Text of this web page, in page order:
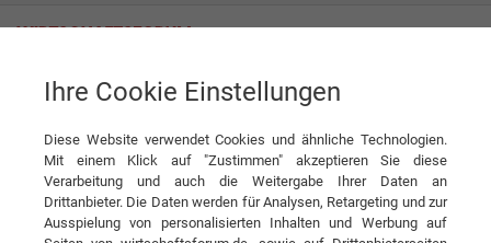
MTS Meditel Service GmbH
Interview MTS Meditel Service GmbH
DIESEN ARTIKEL EMPFEHLEN
Ihre Cookie Einstellungen
Diese Website verwendet Cookies und ähnliche Technologien.
Mit einem Klick auf "Zustimmen" akzeptieren Sie diese
Verarbeitung und auch die Weitergabe Ihrer Daten an
Drittanbieter. Die Daten werden für Analysen, Retargeting und zur
Ausspielung von personalisierten Inhalten und Werbung auf